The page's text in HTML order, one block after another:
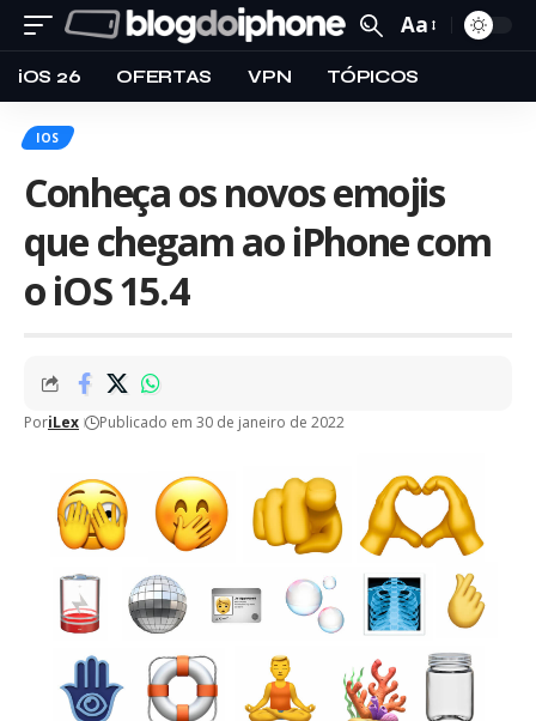
Aa
iOS 26 OFERTAS VPN TÓPICOS
IOS
Conheça os novos emojis
que chegam ao iPhone com
o iOS 15.4
PoriLex Publicado em 30 de janeiro de 2022